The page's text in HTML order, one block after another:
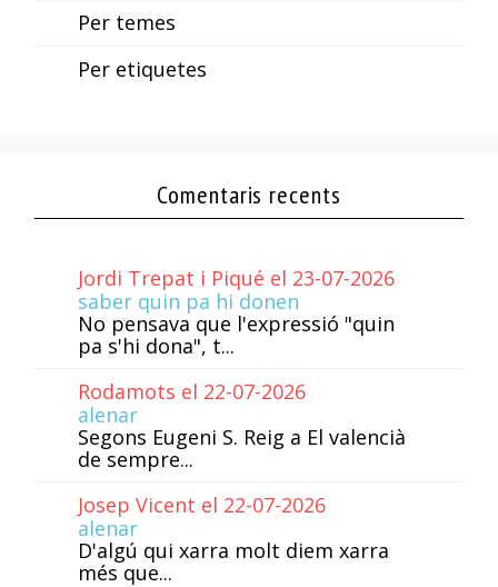
Per temes
Per etiquetes
Comentaris recents
Jordi Trepat i Piqué el 23-07-2026
saber quin pa hi donen
No pensava que l'expressió "quin
pa s'hi dona", t...
Rodamots el 22-07-2026
alenar
Segons Eugeni S. Reig a El valencià
de sempre...
Josep Vicent el 22-07-2026
alenar
D'algú qui xarra molt diem xarra
més que...